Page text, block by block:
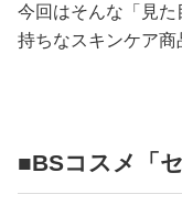
今回はそんな「見
持ちなスキンケア商
■BSコスメ「